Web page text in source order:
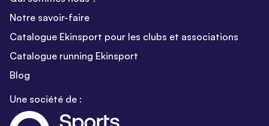
Notre savoir-faire
Catalogue Ekinsport pour les clubs et associations
Catalogue running Ekinsport
Blog
Une société de :